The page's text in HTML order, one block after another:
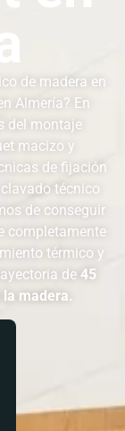
de madera en
Almería? En
del montaje
macizo y
de fijación
técnico
de conseguir
completamente
térmico y
de 45
madera.